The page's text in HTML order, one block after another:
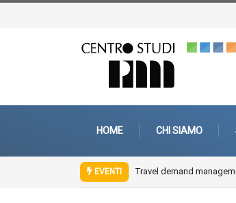
HOME CHI SIAMO
EVENTI Travel demand